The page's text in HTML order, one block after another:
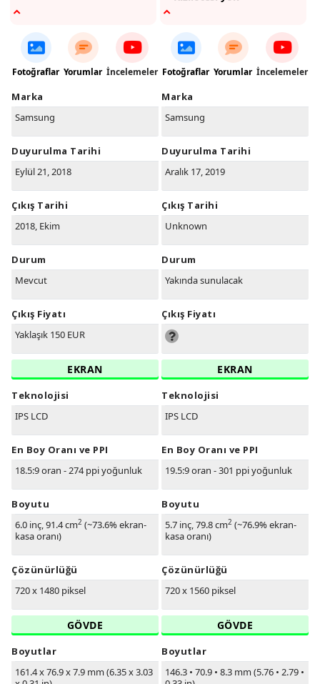
Fotoğraflar Yorumlar İncelemeler
Marka
Samsung
Duyurulma Tarihi
Eylül 21, 2018
Çıkış Tarihi
2018, Ekim
Durum
Mevcut
Çıkış Fiyatı
Yaklaşık 150 EUR
EKRAN
Teknolojisi
IPS LCD
En Boy Oranı ve PPI
18.5:9 oran - 274 ppi yoğunluk
Boyutu
6.0 inç, 91.4 cm2 (~73.6% ekran-
kasa oranı)
Çözünürlüğü
720 x 1480 piksel
GÖVDE
Boyutlar
161.4 x 76.9 x 7.9 mm (6.35 x 3.03
Fotoğraflar Yorumlar İncelemeler
Marka
Samsung
Duyurulma Tarihi
Aralık 17, 2019
Çıkış Tarihi
Unknown
Durum
Yakında sunulacak
Çıkış Fiyatı
EKRAN
Teknolojisi
IPS LCD
En Boy Oranı ve PPI
19.5:9 oran - 301 ppi yoğunluk
Boyutu
5.7 inç, 79.8 cm2 (~76.9% ekran-
kasa oranı)
Çözünürlüğü
720 x 1560 piksel
GÖVDE
Boyutlar
146.3 • 70.9 • 8.3 mm (5.76 • 2.79 •